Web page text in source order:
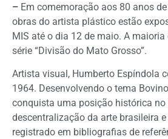
– Em comemoração aos 80 anos
obras do artista plástico estão
MIS até o dia 12 de maio. A
série “Divisão do Mato Grosso”.
Artista visual, Humberto Espíndola
1964. Desenvolvendo o tema
conquista uma posição histórica
descentralização da arte brasileira
registrado em bibliografias de